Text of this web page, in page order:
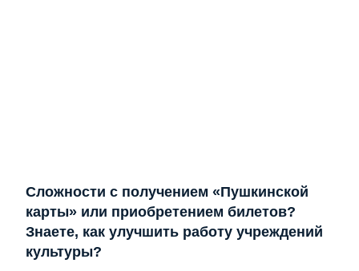
Сложности с получением «Пушкинской
карты» или приобретением билетов?
Знаете, как улучшить работу учреждений
культуры?